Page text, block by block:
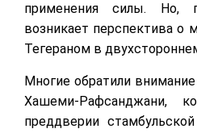
применения силы. Но,
возникает перспектива о
Тегераном в
Многие обратили
Хашеми-Рафсанджани,
преддверии